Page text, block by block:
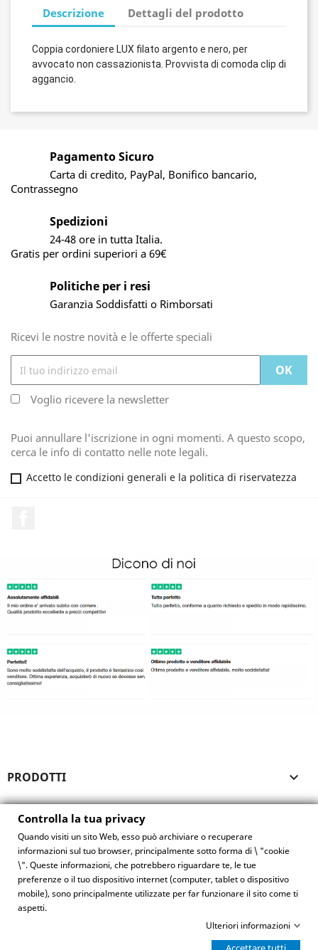
Descrizione Dettagli del prodotto
Coppia cordoniere LUX filato argento e nero, per
avvocato non cassazionista. Provvista di comoda clip di
aggancio.
Pagamento Sicuro
Carta di credito, PayPal, Bonifico bancario,
Contrassegno
Spedizioni
24-48 ore in tutta Italia.
Gratis per ordini superiori a 69€
Politiche per i resi
Garanzia Soddisfatti o Rimborsati
Ricevi le nostre novità e le offerte speciali
Voglio ricevere la newsletter
Puoi annullare l'iscrizione in ogni momenti. A questo scopo,
cerca le info di contatto nelle note legali.
Accetto le condizioni generali e la politica di riservatezza
PRODOTTI 
LA NOSTRA AZIENDA
IL TUO ACCOUNT 
INFORMAZIONI NEGOZIO
Chat WhatsApp
© 2026 Solotoghe.it - Partita iva 02508300809
Controlla la tua privacy
Quando visiti un sito Web, esso può archiviare o recuperare
informazioni sul tuo browser, principalmente sotto forma di \ "cookie
\". Queste informazioni, che potrebbero riguardare te, le tue
preferenze o il tuo dispositivo internet (computer, tablet o dispositivo
mobile), sono principalmente utilizzate per far funzionare il sito come ti
aspetti.
Ulteriori informazioni